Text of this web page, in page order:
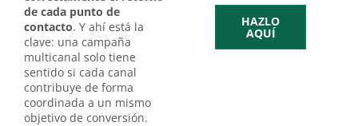
de cada punto de
contacto. Y ahí está la
clave: una campaña
multicanal solo tiene
sentido si cada canal
contribuye de forma
coordinada a un mismo
objetivo de conversión.
HAZLO
AQUÍ